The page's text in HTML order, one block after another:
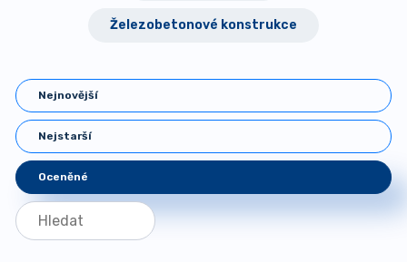
Železobetonové konstrukce
Nejnovější
Nejstarší
Oceněné